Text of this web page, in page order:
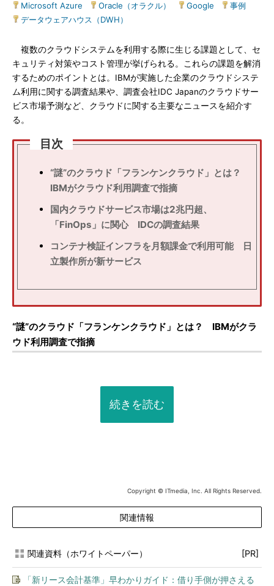
Microsoft Azure Oracle（オラクル） Google 事例
データウェアハウス（DWH）
複数のクラウドシステムを利用する際に生じる課題として、セ
キュリティ対策やコスト管理が挙げられる。これらの課題を解消
するためのポイントとは。IBMが実施した企業のクラウドシステ
ム利用に関する調査結果や、調査会社IDC Japanのクラウドサー
ビス市場予測など、クラウドに関する主要なニュースを紹介す
る。
目次
“謎”のクラウド「フランケンクラウド」とは？
IBMがクラウド利用調査で指摘
国内クラウドサービス市場は2兆円超、
「FinOps」に関心 IDCの調査結果
コンテナ検証インフラを月額課金で利用可能 日
立製作所が新サービス
“謎”のクラウド「フランケンクラウド」とは？ IBMがクラ
ウド利用調査で指摘
続きを読む
Copyright © ITmedia, Inc. All Rights Reserved.
関連情報
関連資料（ホワイトペーパー） [PR]
「新リース会計基準」早わかりガイド：借り手側が押さえる